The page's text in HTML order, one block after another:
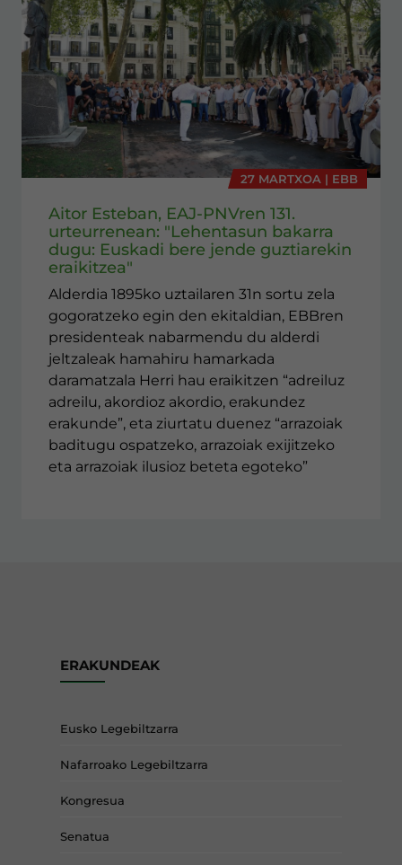
27 MARTXOA | EBB
Aitor Esteban, EAJ-PNVren 131.
urteurrenean: "Lehentasun bakarra
dugu: Euskadi bere jende guztiarekin
eraikitzea"
Alderdia 1895ko uztailaren 31n sortu zela
gogoratzeko egin den ekitaldian, EBBren
presidenteak nabarmendu du alderdi
jeltzaleak hamahiru hamarkada
daramatzala Herri hau eraikitzen “adreiluz
adreilu, akordioz akordio, erakundez
erakunde”, eta ziurtatu duenez “arrazoiak
baditugu ospatzeko, arrazoiak exijitzeko
eta arrazoiak ilusioz beteta egoteko”
ERAKUNDEAK
Eusko Legebiltzarra
Nafarroako Legebiltzarra
Kongresua
Senatua